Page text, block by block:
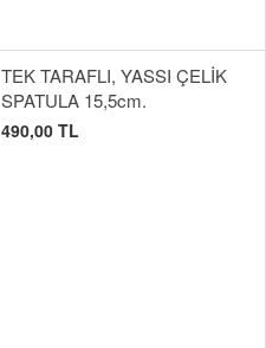
TEK TARAFLI, YASSI ÇELİK
SPATULA 15,5cm.
490,00 TL